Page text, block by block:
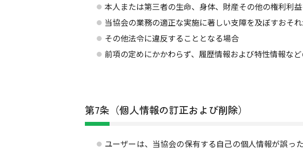
本人または第三者の生命、身体、財産その他の権利利
当協会の業務の適正な実施に著しい支障を及ぼすおそ
その他法令に違反することとなる場合
前項の定めにかかわらず、履歴情報および特性情報な
第7条（個人情報の訂正および削除）
ユーザーは、当協会の保有する自己の個人情報が誤っ